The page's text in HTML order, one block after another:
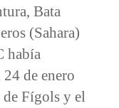
Bata
(Sahara)
había
de enero
de Fígols y el